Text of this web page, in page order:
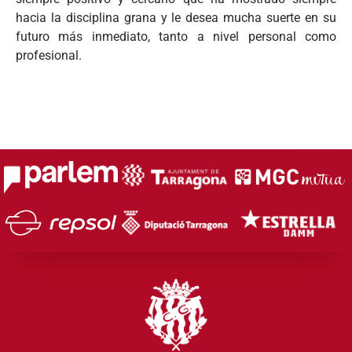
hacia la disciplina grana y le desea mucha suerte en su
futuro más inmediato, tanto a nivel personal como
profesional.